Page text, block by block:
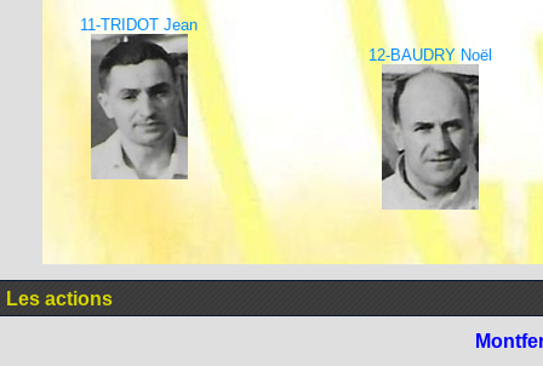
11-TRIDOT Jean
12-BAUDRY Noël
Les actions